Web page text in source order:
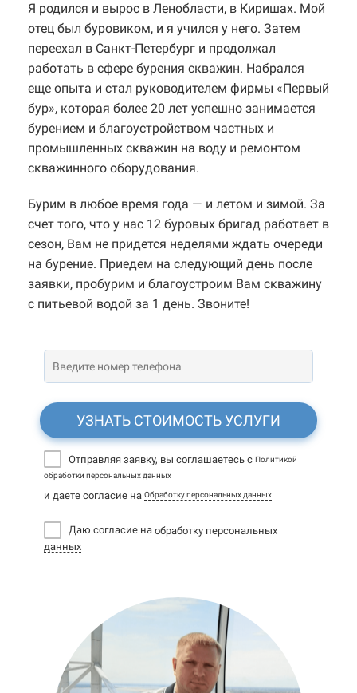
Я родился и вырос в Ленобласти, в Киришах. Мой
отец был буровиком, и я учился у него. Затем
переехал в Санкт-Петербург и продолжал
работать в сфере бурения скважин. Набрался
еще опыта и стал руководителем фирмы «Первый
бур», которая более 20 лет успешно занимается
бурением и благоустройством частных и
промышленных скважин на воду и ремонтом
скважинного оборудования.
Бурим в любое время года — и летом и зимой. За
счет того, что у нас 12 буровых бригад работает в
сезон, Вам не придется неделями ждать очереди
на бурение. Приедем на следующий день после
заявки, пробурим и благоустроим Вам скважину
с питьевой водой за 1 день. Звоните!
УЗНАТЬ СТОИМОСТЬ УСЛУГИ
Отправляя заявку, вы соглашаетесь с Политикой
обработки персональных данных
и даете согласие на Обработку персональных данных
Даю согласие на обработку персональных
данных